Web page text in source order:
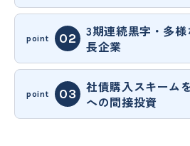
3期連続黒字・多
長企業
社債購入スキーム
への間接投資